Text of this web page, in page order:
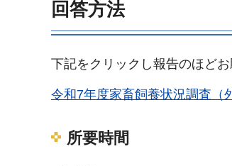
回答方法
下記をクリックし報告のほどお
令和7年度家畜飼養状況調査（
所要時間